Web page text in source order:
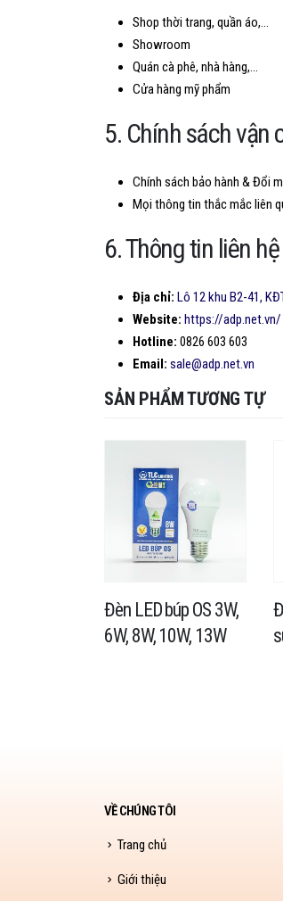
Shop thời trang, quần áo,…
Showroom
Quán cà phê, nhà hàng,…
Cửa hàng mỹ phẩm
5. Chính sách vận
Chính sách bảo hành & Đổi
Mọi thông tin thắc mắc liên
6. Thông tin liên hệ
Địa chỉ: Lô 12 khu B2-41,
Website: https://adp.net.vn/
Hotline: 0826 603 603
Email: sale@adp.net.vn
SẢN PHẨM TƯƠNG TỰ
Đèn LED búp OS 3W,
6W, 8W, 10W, 13W
VỀ CHÚNG TÔI
Trang chủ
Giới thiệu